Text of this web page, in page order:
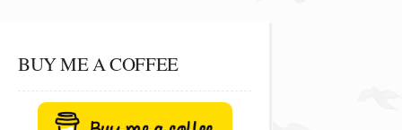
BUY ME A COFFEE